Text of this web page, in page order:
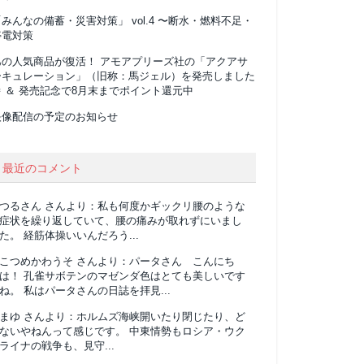
んなの備蓄・災害対策」 vol.4 〜断水・燃料不足・
対策
人気商品が復活！ アモアプリーズ社の「アクアサ
ュレーション」（旧称：馬ジェル）を発売しました
＆ 発売記念で8月末までポイント還元中
配信の予定のお知らせ
最近のコメント
るさん さんより： 私も何度かギックリ腰のような
状を繰り返していて、腰の痛みが取れずにいまし
。 経筋体操いいんだろう...
つめかわうそ さんより： パータさん こんにち
！ 孔雀サボテンのマゼンダ色はとても美しいです
。 私はパータさんの日誌を拝見...
ゆ さんより： ホルムズ海峡開いたり閉じたり、ど
いやねんって感じです。 中東情勢もロシア・ウク
イナの戦争も、見守...